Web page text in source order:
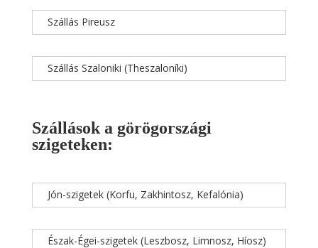
Szállás Pireusz
Szállás Szaloniki (Theszaloníki)
Szállások a görögországi
szigeteken:
Jón-szigetek (Korfu, Zakhintosz, Kefalónia)
Észak-Égei-szigetek (Leszbosz, Limnosz, Híosz)